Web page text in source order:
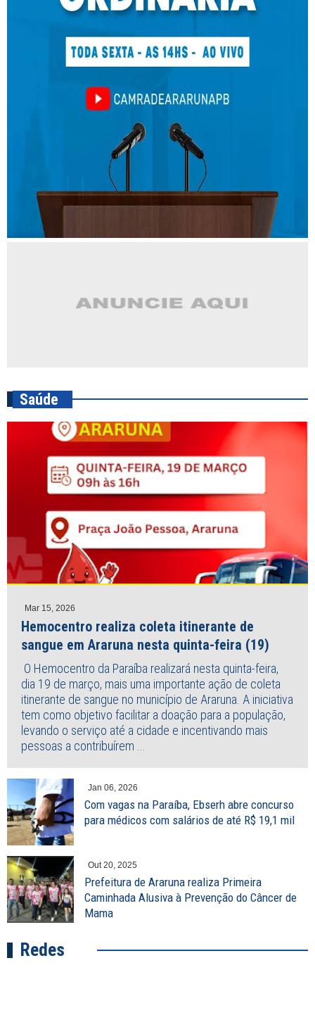
Saúde
Mar 15, 2026
Hemocentro realiza coleta itinerante de
sangue em Araruna nesta quinta-feira (19)
O Hemocentro da Paraíba realizará nesta quinta-feira,
dia 19 de março, mais uma importante ação de coleta
itinerante de sangue no município de Araruna. A iniciativa
tem como objetivo facilitar a doação para a população,
levando o serviço até a cidade e incentivando mais
pessoas a contribuírem ...
Jan 06, 2026
Com vagas na Paraíba, Ebserh abre concurso
para médicos com salários de até R$ 19,1 mil
Out 20, 2025
Prefeitura de Araruna realiza Primeira
Caminhada Alusiva à Prevenção do Câncer de
Mama
Redes